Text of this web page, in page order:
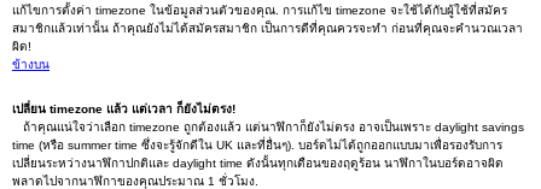
แก้ไขการตั้งค่า timezone ในข้อมูลส่วนตัวของคุณ. การแก้ไข timezone จะใช้ได้กับผู้ใช้ที่สมัคร
สมาชิกแล้วเท่านั้น ถ้าคุณยังไม่ได้สมัครสมาชิก เป็นการดีที่คุณควรจะทำ ก่อนที่คุณจะคำนวณเวลา
ผิด!
ข้างบน
เปลี่ยน timezone แล้ว แต่เวลา ก็ยังไม่ตรง!
ถ้าคุณแน่ใจว่าเลือก timezone ถูกต้องแล้ว แต่นาฬิกาก็ยังไม่ตรง อาจเป็นเพราะ daylight savings
time (หรือ summer time ซึ่งจะรู้จักดีใน UK และที่อื่นๆ). บอร์ดไม่ได้ถูกออกแบบมาเพื่อรองรับการ
เปลี่ยนระหว่างนาฬิกาปกติและ daylight time ดังนั้นทุกเดือนของฤดูร้อน นาฬิกาในบอร์ดอาจผิด
พลาดไปจากนาฬิกาของคุณประมาณ 1 ชั่วโมง.